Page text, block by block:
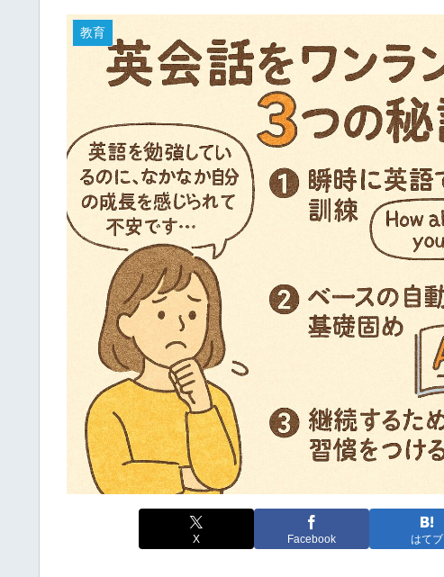
教育
X Facebook はてブ